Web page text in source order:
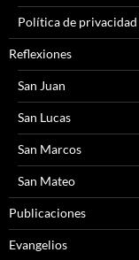
Política de privacidad
Reflexiones
San Juan
San Lucas
San Marcos
San Mateo
Publicaciones
Evangelios